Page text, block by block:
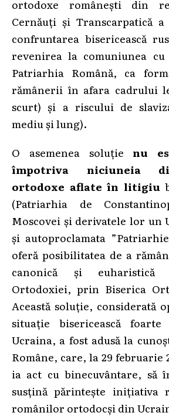
ortodoxe românești din
Cernăuți și Transcarpatică
confruntarea bisericească
revenirea la comuniunea cu
Patriarhia Română, ca
rămânerii în afara cadrului
scurt) și a riscului de
mediu și lung).
O asemenea soluție nu
împotriva niciuneia
ortodoxe aflate în litigiu
(Patriarhia de
Moscovei și derivatele lor un
și autoproclamata
oferă posibilitatea de a
canonică și euharistică
Ortodoxiei, prin Biserica
Această soluție, considerată
situație bisericească foarte
Ucraina, a fost adusă la
Române, care, la 29 februarie
ia act cu binecuvântare, să
susțină părintește inițiativa
românilor ortodocși din